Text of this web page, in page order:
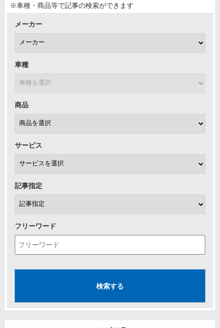
※車種・商品等で記事の検索ができます
メーカー
車種
商品
サービス
記事指定
フリーワード